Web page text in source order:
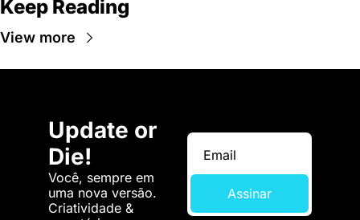
Keep Reading
View more
Update or
Die!
Você, sempre em
uma nova versão.
Criatividade &
Assinar